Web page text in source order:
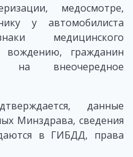
медосмотре,
у автомобилиста
медицинского
вождению, гражданин
на внеочередное
данные
Минздрава, сведения
в ГИБДД, права